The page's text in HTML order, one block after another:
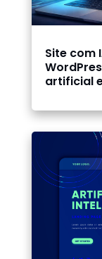
Site com
artificial